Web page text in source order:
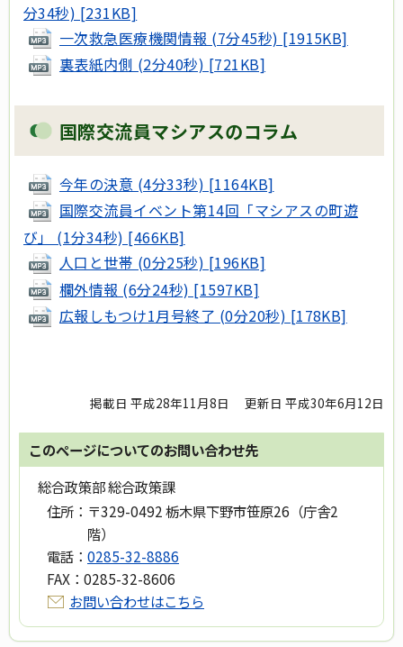
分34秒) [231KB]
一次救急医療機関情報 (7分45秒) [1915KB]
裏表紙内側 (2分40秒) [721KB]
国際交流員マシアスのコラム
今年の決意 (4分33秒) [1164KB]
国際交流員イベント第14回「マシアスの町遊
び」 (1分34秒) [466KB]
人口と世帯 (0分25秒) [196KB]
欄外情報 (6分24秒) [1597KB]
広報しもつけ1月号終了 (0分20秒) [178KB]
掲載日 平成28年11月8日 更新日 平成30年6月12日
このページについてのお問い合わせ先
総合政策部 総合政策課
住所： 〒329-0492 栃木県下野市笹原26（庁舎2
階）
電話： 0285-32-8886
FAX： 0285-32-8606
お問い合わせはこちら